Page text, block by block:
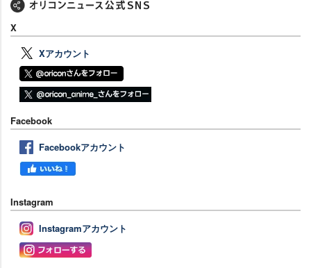
X
Xアカウント
Facebook
Facebookアカウント
Instagram
Instagramアカウント